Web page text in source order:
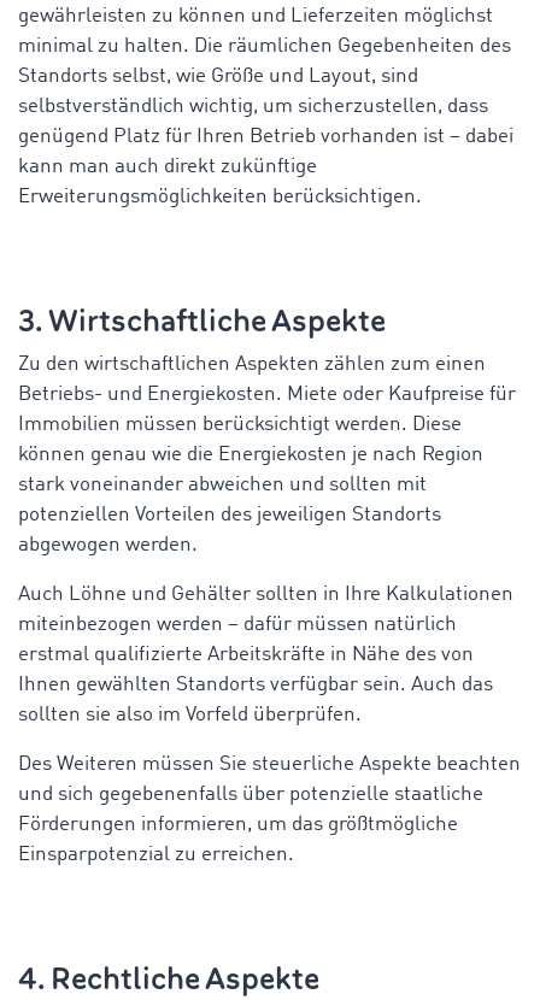
gewährleisten zu können und Lieferzeiten möglichst
minimal zu halten. Die räumlichen Gegebenheiten des
Standorts selbst, wie Größe und Layout, sind
selbstverständlich wichtig, um sicherzustellen, dass
genügend Platz für Ihren Betrieb vorhanden ist – dabei
kann man auch direkt zukünftige
Erweiterungsmöglichkeiten berücksichtigen.
3. Wirtschaftliche Aspekte
Zu den wirtschaftlichen Aspekten zählen zum einen
Betriebs- und Energiekosten. Miete oder Kaufpreise für
Immobilien müssen berücksichtigt werden. Diese
können genau wie die Energiekosten je nach Region
stark voneinander abweichen und sollten mit
potenziellen Vorteilen des jeweiligen Standorts
abgewogen werden.
Auch Löhne und Gehälter sollten in Ihre Kalkulationen
miteinbezogen werden – dafür müssen natürlich
erstmal qualifizierte Arbeitskräfte in Nähe des von
Ihnen gewählten Standorts verfügbar sein. Auch das
sollten sie also im Vorfeld überprüfen.
Des Weiteren müssen Sie steuerliche Aspekte beachten
und sich gegebenenfalls über potenzielle staatliche
Förderungen informieren, um das größtmögliche
Einsparpotenzial zu erreichen.
4. Rechtliche Aspekte